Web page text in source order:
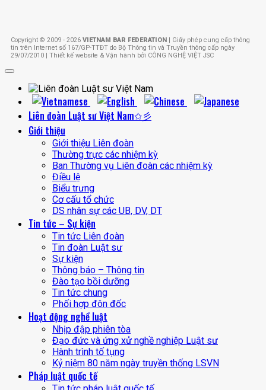
Copyright © 2009 - 2026 VIETNAM BAR FEDERATION | Giấy phép cung cấp thông
tin trên Internet số 167/GP-TTĐT do Bộ Thông tin và Truyền thông cấp ngày
29/07/2010 | Thiết kế website & Vận hành bởi CÔNG NGHỆ VIỆT JSC
Liên đoàn Luật sư Việt Nam✩彡
Giới thiệu
Giới thiệu Liên đoàn
Thường trực các nhiệm kỳ
Ban Thường vụ Liên đoàn các nhiệm kỳ
Điều lệ
Biểu trưng
Cơ cấu tổ chức
DS nhân sự các UB, DV, DT
Tin tức – Sự kiện
Tin tức Liên đoàn
Tin đoàn Luật sư
Sự kiện
Thông báo – Thông tin
Đào tạo bồi dưỡng
Tin tức chung
Phối hợp đôn đốc
Hoạt động nghề luật
Nhịp đập phiên tòa
Đạo đức và ứng xử nghề nghiệp Luật sư
Hành trình tố tụng
Kỷ niệm 80 năm ngày truyền thống LSVN
Pháp luật quốc tế